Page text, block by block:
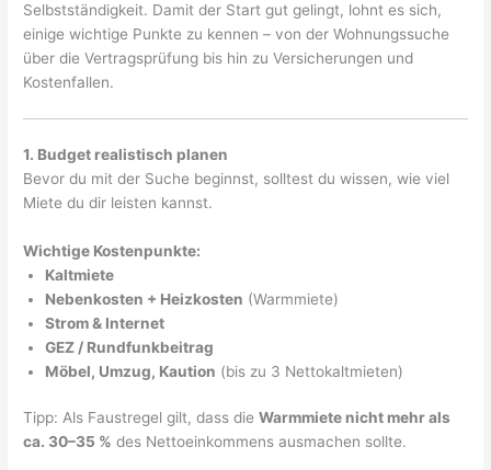
Selbstständigkeit. Damit der Start gut gelingt, lohnt es sich,
einige wichtige Punkte zu kennen – von der Wohnungssuche
über die Vertragsprüfung bis hin zu Versicherungen und
Kostenfallen.
1. Budget realistisch planen
Bevor du mit der Suche beginnst, solltest du wissen, wie viel
Miete du dir leisten kannst.
Wichtige Kostenpunkte:
Kaltmiete
Nebenkosten + Heizkosten (Warmmiete)
Strom & Internet
GEZ / Rundfunkbeitrag
Möbel, Umzug, Kaution (bis zu 3 Nettokaltmieten)
Tipp: Als Faustregel gilt, dass dieWarmmiete nicht mehr als
ca. 30–35 % des Nettoeinkommens ausmachen sollte.